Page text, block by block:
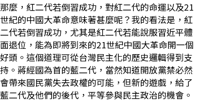
那麼，紅二代若倒習成功，對紅二代的命運以及21
世紀的中國大革命意味著甚麼呢？我的看法是，紅
二代若倒習成功，尤其是紅二代若能說服習近平體
面退位，能為即將到來的21世紀中國大革命開一個
好頭。這個道理可從台灣民主化的歷史邏輯得到支
持。蔣經國為首的藍二代，當然知道開放黨禁必然
會帶來國民黨失去政權的可能，但新的遊戲，給了
藍二代及他們的後代，平等參與民主政治的機會。